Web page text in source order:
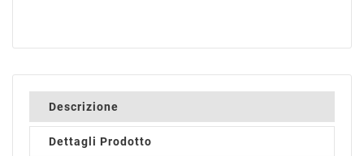
Descrizione
Dettagli Prodotto